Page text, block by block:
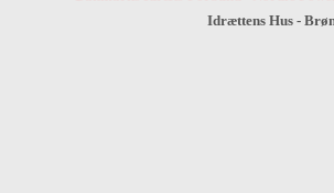
Idrættens Hus -